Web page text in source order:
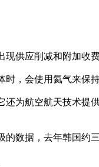
供应削减和附加收费
，会使用氦气来保持
为航空航天技术提
数据，去年韩国约